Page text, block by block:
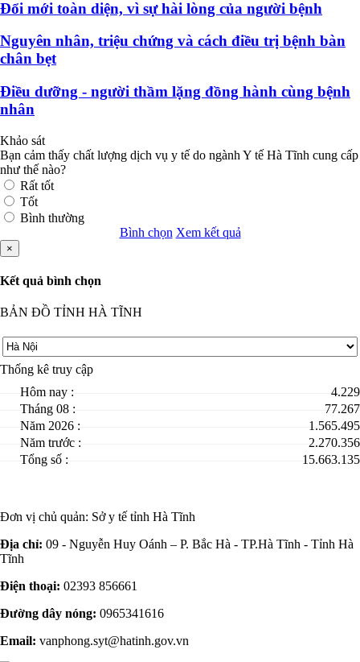
Đổi mới toàn diện, vì sự hài lòng của người bệnh
Nguyên nhân, triệu chứng và cách điều trị bệnh bàn
chân bẹt
Điều dưỡng - người thầm lặng đồng hành cùng bệnh
nhân
Khảo sát
Bạn cảm thấy chất lượng dịch vụ y tế do ngành Y tế Hà Tĩnh cung cấp
như thế nào?
Rất tốt
Tốt
Bình thường
Bình chọn Xem kết quả
×
Kết quả bình chọn
BẢN ĐỒ TỈNH HÀ TĨNH
Thống kê truy cập
Hôm nay :
4.229
Tháng 08 :
77.267
Năm 2026 :
1.565.495
Năm trước :
2.270.356
Tổng số :
15.663.135
Đơn vị chủ quản: Sở y tế tỉnh Hà Tĩnh
Địa chỉ: 09 - Nguyễn Huy Oánh – P. Bắc Hà - TP.Hà Tĩnh - Tỉnh Hà
Tĩnh
Điện thoại: 02393 856661
Đường dây nóng: 0965341616
Email: vanphong.syt@hatinh.gov.vn